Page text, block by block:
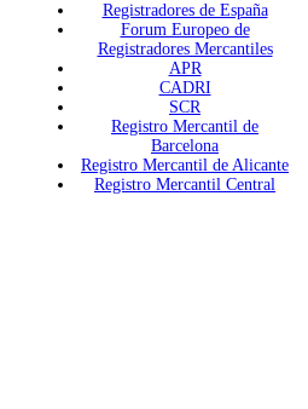
Registradores de España
Forum Europeo de
Registradores Mercantiles
APR
CADRI
SCR
Registro Mercantil de
Barcelona
Registro Mercantil de Alicante
Registro Mercantil Central